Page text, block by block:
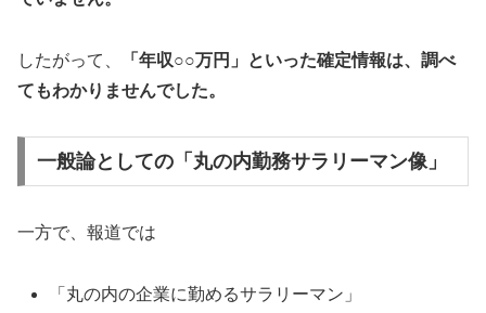
したがって、
「年収○○万円」といった確定情報は、調べ
てもわかりませんでした。
一般論としての「丸の内勤務サラリーマン像」
一方で、報道では
「丸の内の企業に勤めるサラリーマン」